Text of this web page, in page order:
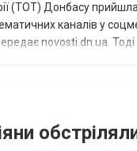
(ТОТ) Донбасу
каналів у
novosti.dn.ua.